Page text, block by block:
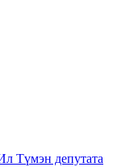
Түмэн депутата